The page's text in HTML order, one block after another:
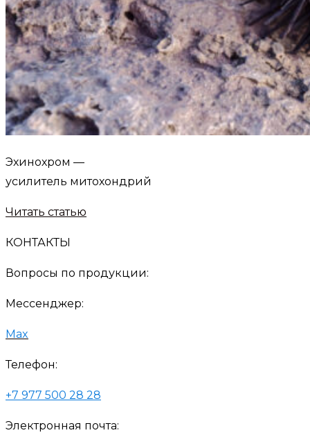
Эхинохром —
усилитель митохондрий
Читать статью
КОНТАКТЫ
Вопросы по продукции:
Мессенджер:
Max
Телефон:
+7 977 500 28 28
Электронная почта: